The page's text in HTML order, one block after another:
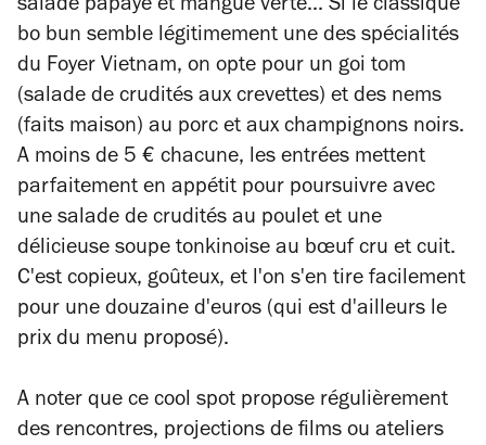
salade papaye et mangue verte... Si le classique
bo bun semble légitimement une des spécialités
du Foyer Vietnam, on opte pour un goi tom
(salade de crudités aux crevettes) et des nems
(faits maison) au porc et aux champignons noirs.
A moins de 5 € chacune, les entrées mettent
parfaitement en appétit pour poursuivre avec
une salade de crudités au poulet et une
délicieuse soupe tonkinoise au bœuf cru et cuit.
C'est copieux, goûteux, et l'on s'en tire facilement
pour une douzaine d'euros (qui est d'ailleurs le
prix du menu proposé).
A noter que ce cool spot propose régulièrement
des rencontres, projections de films ou ateliers